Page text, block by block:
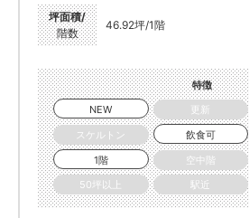
坪面積/
階数
46.92坪/1階
特徴
NEW
更新
スケルトン
飲食可
1階
空中階
50坪以上
駅近